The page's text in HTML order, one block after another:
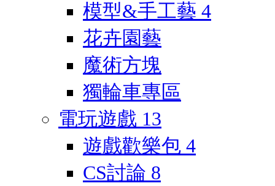
模型&手工藝 4
花卉園藝
魔術方塊
獨輪車專區
電玩遊戲 13
遊戲歡樂包 4
CS討論 8